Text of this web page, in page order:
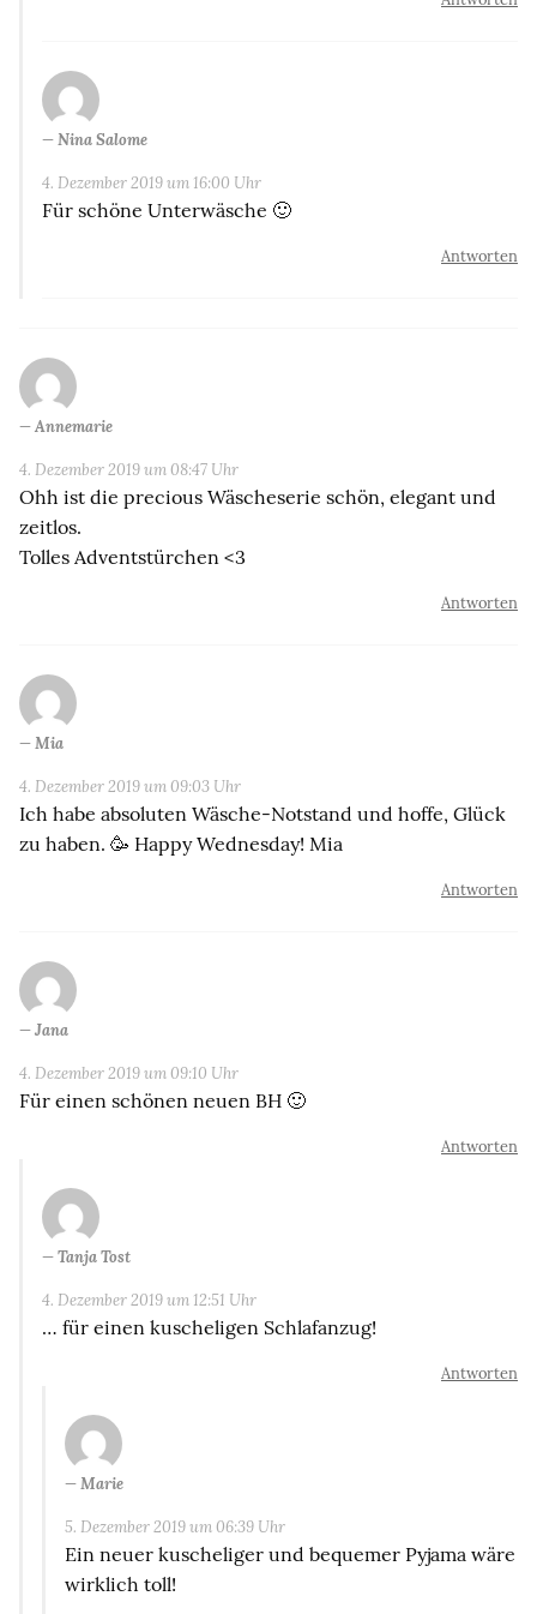
Nina Salome
4. Dezember 2019 um 16:00 Uhr
Für schöne Unterwäsche 🙂
Antworten
Annemarie
4. Dezember 2019 um 08:47 Uhr
Ohh ist die precious Wäscheserie schön, elegant und
zeitlos.
Tolles Adventstürchen <3
Antworten
Mia
4. Dezember 2019 um 09:03 Uhr
Ich habe absoluten Wäsche-Notstand und hoffe, Glück
zu haben. 🥳 Happy Wednesday! Mia
Antworten
Jana
4. Dezember 2019 um 09:10 Uhr
Für einen schönen neuen BH 🙂
Antworten
Tanja Tost
4. Dezember 2019 um 12:51 Uhr
… für einen kuscheligen Schlafanzug!
Antworten
Marie
5. Dezember 2019 um 06:39 Uhr
Ein neuer kuscheliger und bequemer Pyjama wäre
wirklich toll!